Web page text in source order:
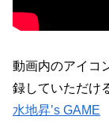
動画内のアイコ
録していただけ
水地昇’s GAME